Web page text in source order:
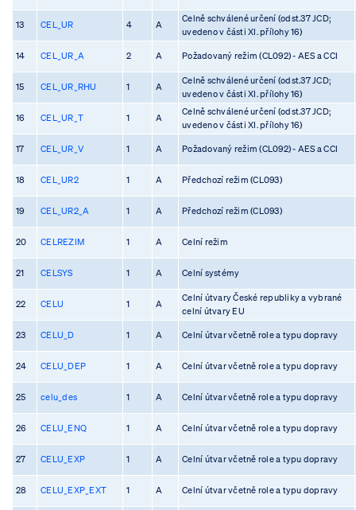
13 CEL_UR 4 A
Celně schválené určení (odst.37 JCD;
uvedeno v části XI. přílohy 16)
14 CEL_UR_A 2 A Požadovaný režim (CL092) - AES a CCI
15 CEL_UR_RHU 1 A
Celně schválené určení (odst.37 JCD;
uvedeno v části XI. přílohy 16)
16 CEL_UR_T 1 A
Celně schválené určení (odst.37 JCD;
uvedeno v části XI. přílohy 16)
17 CEL_UR_V 1 A Požadovaný režim (CL092) - AES a CCI
18 CEL_UR2 1 A Předchozí režim (CL093)
19 CEL_UR2_A 1 A Předchozí režim (CL093)
20 CELREZIM 1 A Celní režim
21 CELSYS 1 A Celní systémy
22 CELU 1 A
Celní útvary České republiky a vybrané
celní útvary EU
23 CELU_D 1 A Celní útvar včetně role a typu dopravy
24 CELU_DEP 1 A Celní útvar včetně role a typu dopravy
25 celu_des 1 A Celní útvar včetně role a typu dopravy
26 CELU_ENQ 1 A Celní útvar včetně role a typu dopravy
27 CELU_EXP 1 A Celní útvar včetně role a typu dopravy
28 CELU_EXP_EXT 1 A Celní útvar včetně role a typu dopravy